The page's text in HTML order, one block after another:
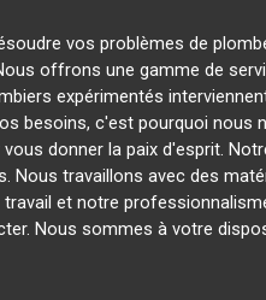
vos problèmes de
offrons une gamme de
expérimentés
besoins, c'est pourquoi nous
donner la paix d'esprit.
travaillons avec des
et notre
Nous sommes à votre